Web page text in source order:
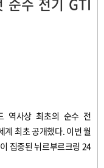
역사상 최초의 순수 전
계 최초공개했다. 이번 월
집중된 뉘르부르크링 24